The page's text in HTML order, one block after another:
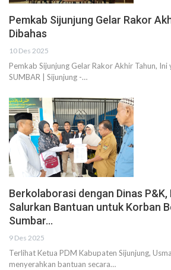
Pemkab Sijunjung Gelar Rakor
Dibahas
10 Des 2025
Pemkab Sijunjung Gelar Rakor Akhir Tahun, Ini
SUMBAR | Sijunjung -…
Berkolaborasi dengan Dinas P&K,
Salurkan Bantuan untuk Korban
Sumbar…
9 Des 2025
Terlihat Ketua PDM Kabupaten Sijunjung,
menyerahkan bantuan secara…